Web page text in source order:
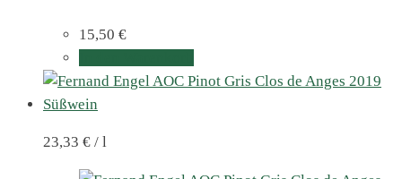
15,50 €
23,33 € / l